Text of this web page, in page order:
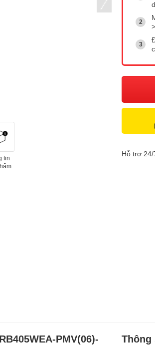
tin
Hỗ trợ 24/
PMV(06)-
Thông